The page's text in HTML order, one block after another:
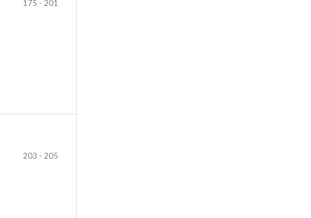
175 - 201
203 - 205